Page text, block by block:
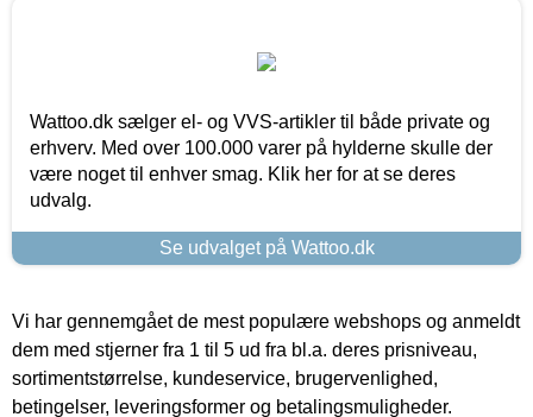
Wattoo.dk sælger el- og VVS-artikler til både private og
erhverv. Med over 100.000 varer på hylderne skulle der
være noget til enhver smag. Klik her for at se deres
udvalg.
Se udvalget på Wattoo.dk
Vi har gennemgået de mest populære webshops og anmeldt
dem med stjerner fra 1 til 5 ud fra bl.a. deres prisniveau,
sortimentstørrelse, kundeservice, brugervenlighed,
betingelser, leveringsformer og betalingsmuligheder.